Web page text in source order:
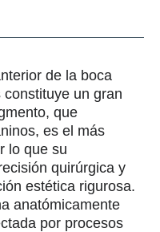
de la boca
un gran
que
es el más
lo que su
quirúrgica y
estética rigurosa.
anatómicamente
por procesos